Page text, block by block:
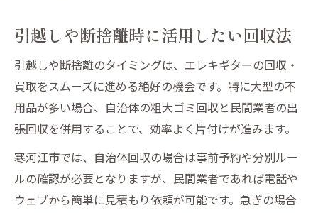
引越しや断捨離時に活用したい回収法
引越しや断捨離のタイミングは、エレキギターの回収・
買取をスムーズに進める絶好の機会です。特に大型の不
用品が多い場合、自治体の粗大ゴミ回収と民間業者の出
張回収を併用することで、効率よく片付けが進みます。
寒河江市では、自治体回収の場合は事前予約や分別ルー
ルの確認が必要となりますが、民間業者であれば電話や
ウェブから簡単に見積もり依頼が可能です。急ぎの場合